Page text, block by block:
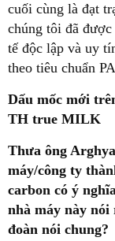
cuối cùng là đạt
chúng tôi đã
tế độc lập và uy
theo tiêu chuẩn
Dấu mốc mới
TH true MILK
Thưa ông
máy/công ty
carbon có ý
nhà máy này nói
đoàn nói chung?